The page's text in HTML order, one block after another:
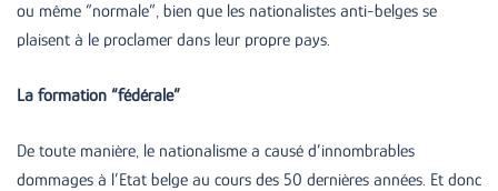
ou même “normale”, bien que les nationalistes anti-belges se
plaisent à le proclamer dans leur propre pays.
La formation “fédérale”
De toute manière, le nationalisme a causé d’innombrables
dommages à l’Etat belge au cours des 50 dernières années. Et donc